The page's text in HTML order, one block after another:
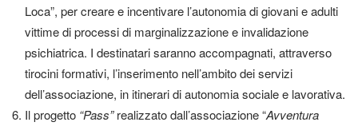
Loca”, per creare e incentivare l’autonomia di giovani e adulti
vittime di processi di marginalizzazione e invalidazione
psichiatrica. I destinatari saranno accompagnati, attraverso
tirocini formativi, l’inserimento nell’ambito dei servizi
dell’associazione, in itinerari di autonomia sociale e lavorativa.
Il progetto “Pass”realizzato dall’associazione “Avventura